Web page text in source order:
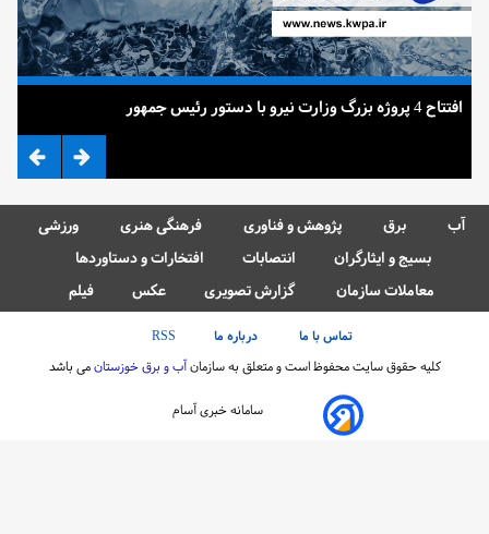
افتتاح 4 پروژه بزرگ وزارت نیرو با دستور رئیس جمهور
آب برق پژوهش و فناوری فرهنگی هنری
ورزشی
بسیج و ایثارگران
انتصابات
افتخارات و دستاوردها
معاملات سازمان
گزارش تصویری عکس فیلم
تماس با ما درباره ما
RSS
کلیه حقوق سایت محفوظ است و متعلق به سازمانآب و برق خوزستانمی باشد
سامانه خبری آسام